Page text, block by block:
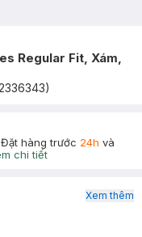
Regular Fit, Xám,
)
hàng trước 24h và
chi tiết
Xem thêm